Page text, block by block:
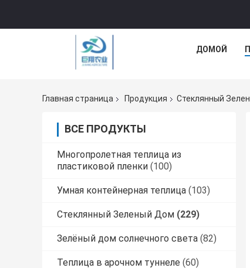
ДОМОЙ
Главная страница Продукция Стеклянный
ВСЕ ПРОДУКТЫ
Многопролетная теплица из
пластиковой пленки (100)
Умная контейнерная теплица (103)
Стеклянный Зеленый Дом (229)
Зелёный дом солнечного света (82)
Теплица в арочном туннеле (60)